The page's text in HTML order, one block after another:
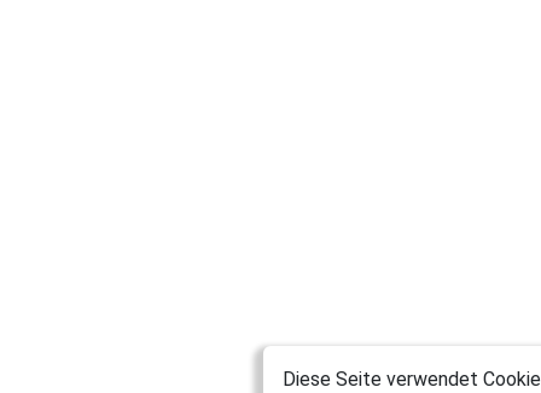
Diese Seite verwendet